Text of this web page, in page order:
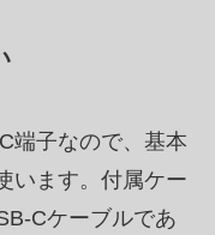
端子なので、基本
います。付属ケー
Cケーブルであ